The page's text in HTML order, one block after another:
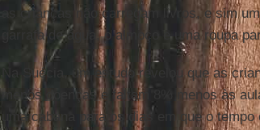
as crianças não carregam livros, e sim
garrafa de água, o almoço e uma roupa
Na Suécia, um estudo revelou que as
menos doenças e faltam 8% menos às
uma cabana para os dias em que o